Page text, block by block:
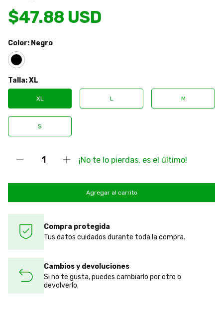
$47.88 USD
Color: Negro
Talla:XL
XL L M
S
¡No te lo pierdas, es el último!
Compra protegida
Tus datos cuidados durante toda la compra.
Cambios y devoluciones
Si no te gusta, puedes cambiarlo por otro o
devolverlo.